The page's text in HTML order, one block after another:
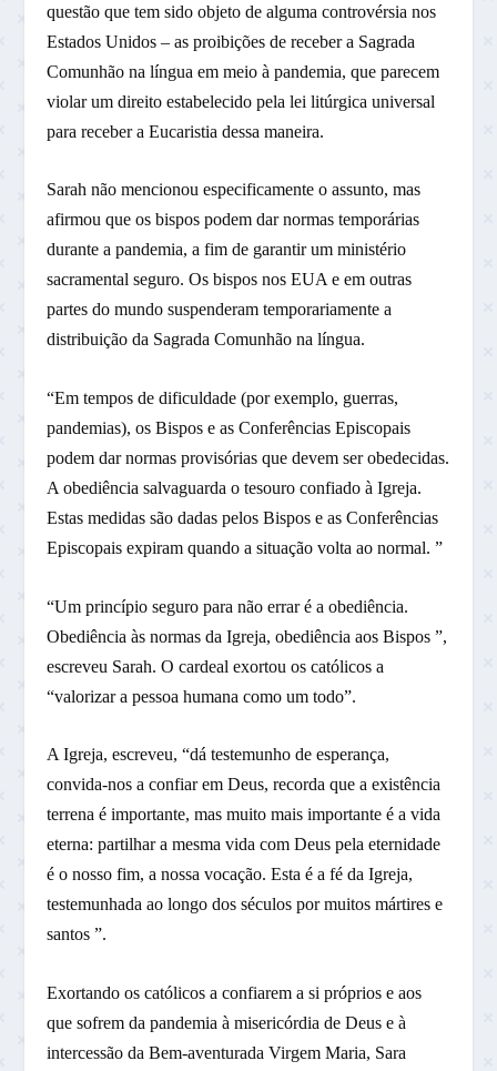
questão que tem sido objeto de alguma controvérsia nos
Estados Unidos – as proibições de receber a Sagrada
Comunhão na língua em meio à pandemia, que parecem
violar um direito estabelecido pela lei litúrgica universal
para receber a Eucaristia dessa maneira.
Sarah não mencionou especificamente o assunto, mas
afirmou que os bispos podem dar normas temporárias
durante a pandemia, a fim de garantir um ministério
sacramental seguro. Os bispos nos EUA e em outras
partes do mundo suspenderam temporariamente a
distribuição da Sagrada Comunhão na língua.
“Em tempos de dificuldade (por exemplo, guerras,
pandemias), os Bispos e as Conferências Episcopais
podem dar normas provisórias que devem ser obedecidas.
A obediência salvaguarda o tesouro confiado à Igreja.
Estas medidas são dadas pelos Bispos e as Conferências
Episcopais expiram quando a situação volta ao normal. ”
“Um princípio seguro para não errar é a obediência.
Obediência às normas da Igreja, obediência aos Bispos ”,
escreveu Sarah. O cardeal exortou os católicos a
“valorizar a pessoa humana como um todo”.
A Igreja, escreveu, “dá testemunho de esperança,
convida-nos a confiar em Deus, recorda que a existência
terrena é importante, mas muito mais importante é a vida
eterna: partilhar a mesma vida com Deus pela eternidade
é o nosso fim, a nossa vocação. Esta é a fé da Igreja,
testemunhada ao longo dos séculos por muitos mártires e
santos ”.
Exortando os católicos a confiarem a si próprios e aos
que sofrem da pandemia à misericórdia de Deus e à
intercessão da Bem-aventurada Virgem Maria, Sara